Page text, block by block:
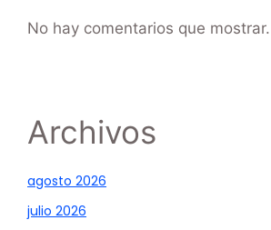
No hay comentarios que mostrar.
Archivos
agosto 2026
julio 2026